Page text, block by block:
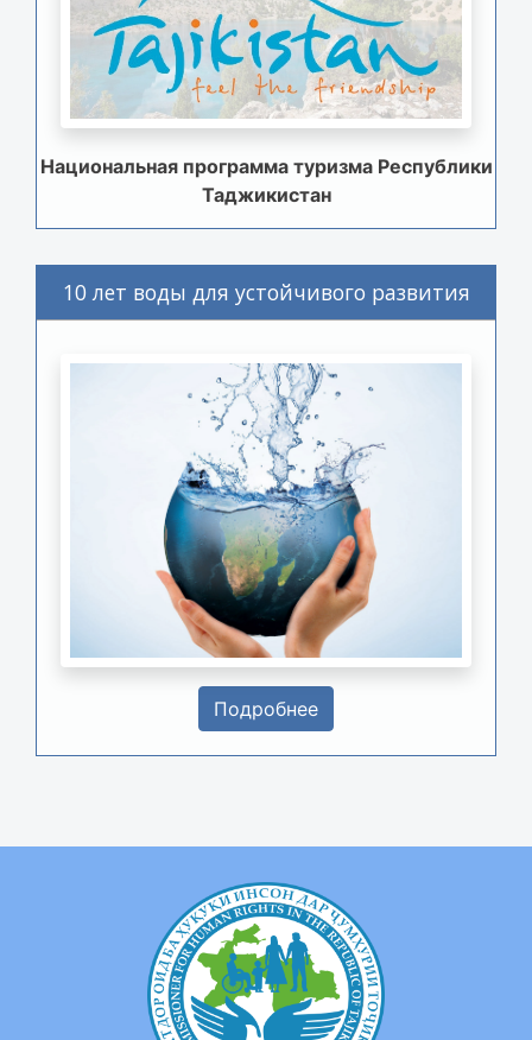
Национальная программа туризма Республики
Таджикистан
10 лет воды для устойчивого развития
Подробнее